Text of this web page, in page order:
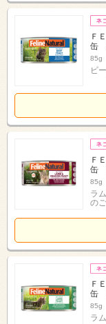
Ｆ
缶
85g
ビ
Ｆ
缶
85g
ラ
の
Ｆ
缶
85g
ラ